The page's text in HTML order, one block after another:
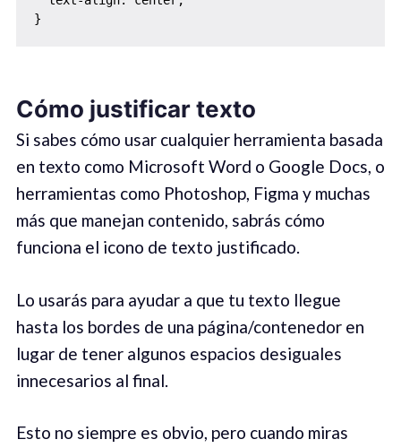
Cómo justificar texto
Si sabes cómo usar cualquier herramienta basada
en texto como Microsoft Word o Google Docs, o
herramientas como Photoshop, Figma y muchas
más que manejan contenido, sabrás cómo
funciona el icono de texto justificado.
Lo usarás para ayudar a que tu texto llegue
hasta los bordes de una página/contenedor en
lugar de tener algunos espacios desiguales
innecesarios al final.
Esto no siempre es obvio, pero cuando miras